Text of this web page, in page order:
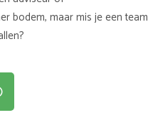
bodem, maar mis je een team